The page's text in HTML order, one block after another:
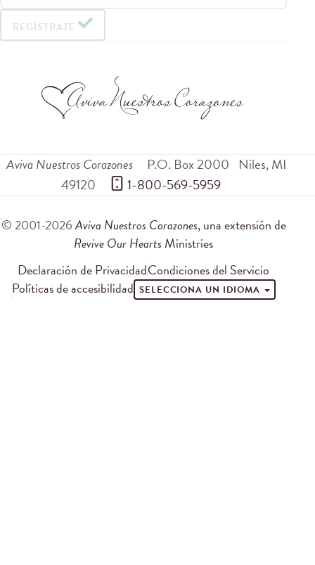
REGÍSTRATE
Aviva Nuestros Corazones P.O. Box 2000 Niles,MI
49120
1-800-569-5959
© 2001-2026Aviva Nuestros Corazones, una extensión de
Revive Our Hearts Ministries
Declaración de PrivacidadCondiciones del Servicio
Políticas de accesibilidad SELECCIONA UN IDIOMA